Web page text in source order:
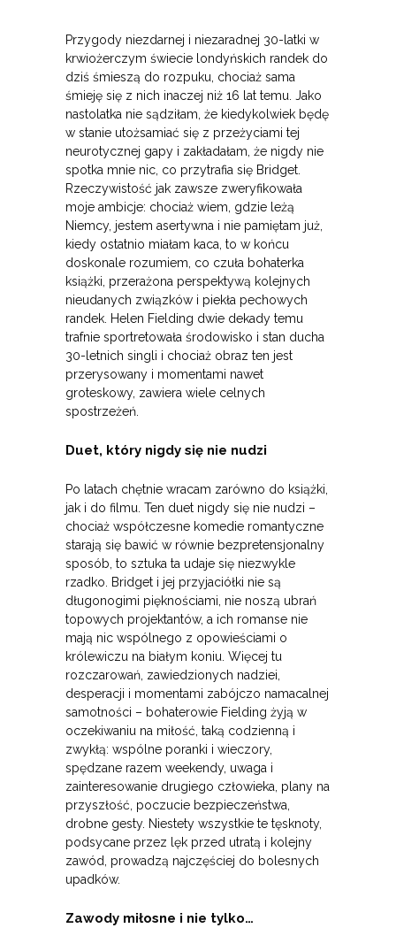
Przygody niezdarnej i niezaradnej 30-latki w
krwiożerczym świecie londyńskich randek do
dziś śmieszą do rozpuku, chociaż sama
śmieję się z nich inaczej niż 16 lat temu. Jako
nastolatka nie sądziłam, że kiedykolwiek będę
w stanie utożsamiać się z przeżyciami tej
neurotycznej gapy i zakładałam, że nigdy nie
spotka mnie nic, co przytrafia się Bridget.
Rzeczywistość jak zawsze zweryfikowała
moje ambicje: chociaż wiem, gdzie leżą
Niemcy, jestem asertywna i nie pamiętam już,
kiedy ostatnio miałam kaca, to w końcu
doskonale rozumiem, co czuła bohaterka
książki, przerażona perspektywą kolejnych
nieudanych związków i piekła pechowych
randek. Helen Fielding dwie dekady temu
trafnie sportretowała środowisko i stan ducha
30-letnich singli i chociaż obraz ten jest
przerysowany i momentami nawet
groteskowy, zawiera wiele celnych
spostrzeżeń.
Duet, który nigdy się nie nudzi
Po latach chętnie wracam zarówno do książki,
jak i do filmu. Ten duet nigdy się nie nudzi –
chociaż współczesne komedie romantyczne
starają się bawić w równie bezpretensjonalny
sposób, to sztuka ta udaje się niezwykle
rzadko. Bridget i jej przyjaciółki nie są
długonogimi pięknościami, nie noszą ubrań
topowych projektantów, a ich romanse nie
mają nic wspólnego z opowieściami o
królewiczu na białym koniu. Więcej tu
rozczarowań, zawiedzionych nadziei,
desperacji i momentami zabójczo namacalnej
samotności – bohaterowie Fielding żyją w
oczekiwaniu na miłość, taką codzienną i
zwykłą: wspólne poranki i wieczory,
spędzane razem weekendy, uwaga i
zainteresowanie drugiego człowieka, plany na
przyszłość, poczucie bezpieczeństwa,
drobne gesty. Niestety wszystkie te tęsknoty,
podsycane przez lęk przed utratą i kolejny
zawód, prowadzą najczęściej do bolesnych
upadków.
Zawody miłosne i nie tylko…